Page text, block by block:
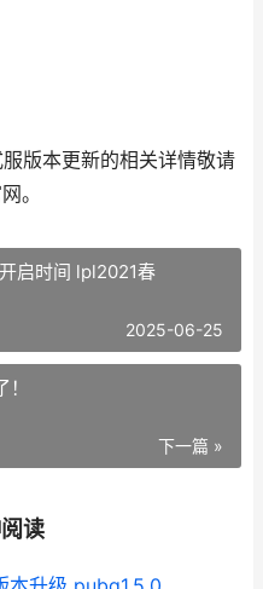
本更新的相关详情敬请
。
启时间 lpl2021春
2025-06-25
下一篇 »
读